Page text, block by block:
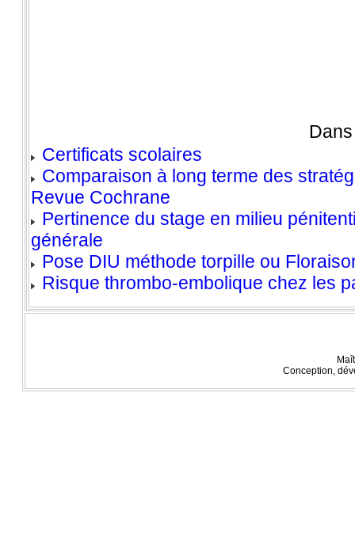
Certificats scolaires
Comparaison à long terme des
Revue Cochrane
Pertinence du stage en milieu
générale
Pose DIU méthode torpille ou
Risque thrombo-embolique chez les
Conception,